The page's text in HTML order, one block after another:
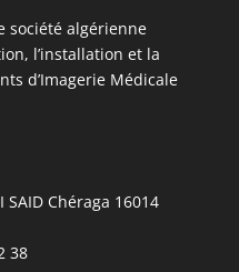
société algérienne
l’installation et la
d’Imagerie Médicale
SAID Chéraga 16014
38